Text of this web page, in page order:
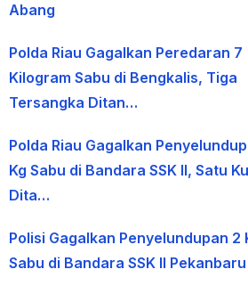
Abang
Polda Riau Gagalkan Peredaran 7
Kilogram Sabu di Bengkalis, Tiga
Tersangka Ditan…
Polda Riau Gagalkan
Kg Sabu di Bandara SSK II, Satu
Dita…
Polisi Gagalkan Penyelundupan 2
Sabu di Bandara SSK II Pekanbaru